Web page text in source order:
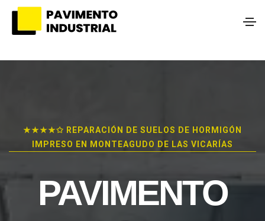
★★★★✩ REPARACIÓN DE SUELOS DE HORMIGÓN
IMPRESO EN MONTEAGUDO DE LAS VICARÍAS
PAVIMENTO